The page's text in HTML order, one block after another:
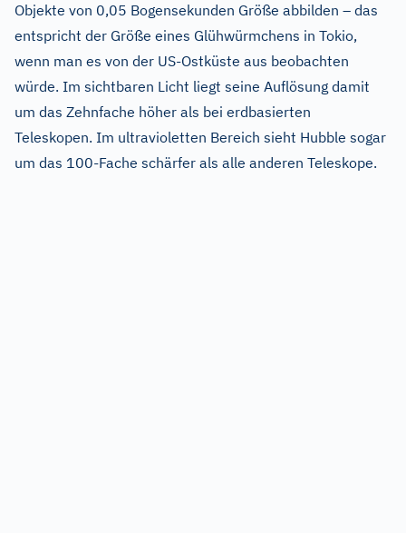
Objekte von 0,05 Bogensekunden Größe abbilden – das
entspricht der Größe eines Glühwürmchens in Tokio,
wenn man es von der US-Ostküste aus beobachten
würde. Im sichtbaren Licht liegt seine Auflösung damit
um das Zehnfache höher als bei erdbasierten
Teleskopen. Im ultravioletten Bereich sieht Hubble sogar
um das 100-Fache schärfer als alle anderen Teleskope.